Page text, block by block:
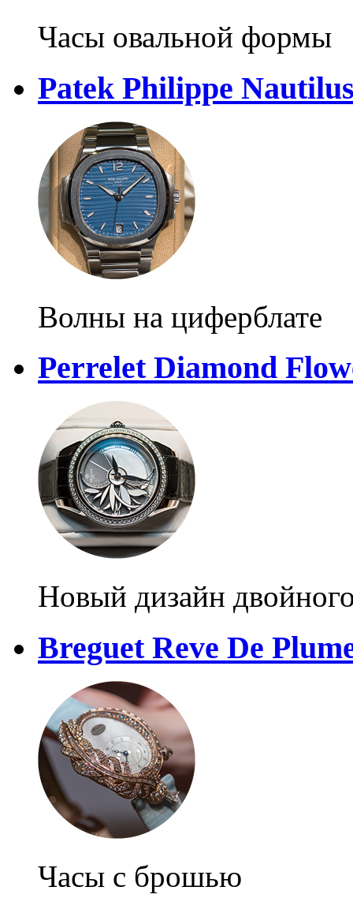
Часы овальной формы
Patek Philippe
Волны на циферблате
Perrelet Diamond
Новый дизайн
Breguet Reve De
Часы с брошью